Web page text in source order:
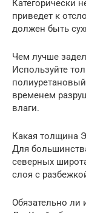
Категорически
приведет к
должен быть
Чем лучше
Используйте
временем
влаги.
Какая толщина
Для
северных
слоя с
Обязательно ли